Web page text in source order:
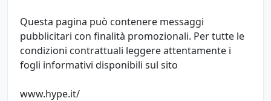
Questa pagina può contenere messaggi
pubblicitari con finalità promozionali. Per tutte le
condizioni contrattuali leggere attentamente i
fogli informativi disponibili sul sito
www.hype.it/